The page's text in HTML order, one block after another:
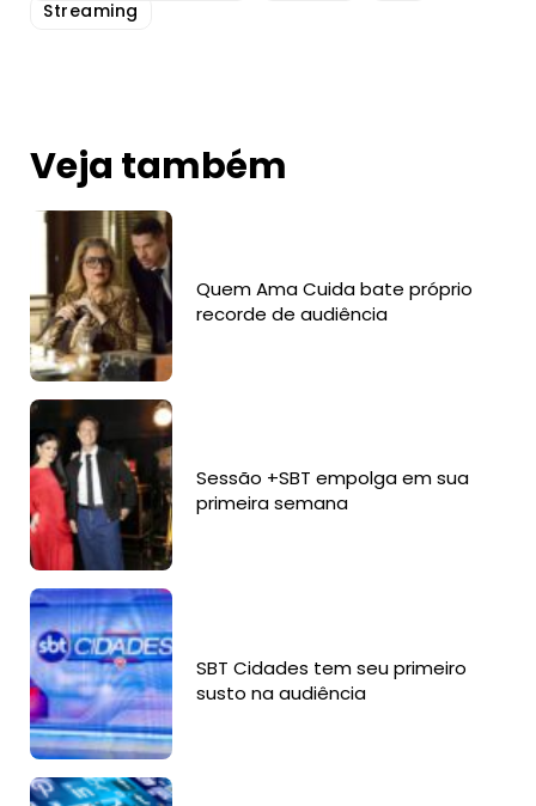
Streaming
Veja também
Quem Ama Cuida bate próprio
recorde de audiência
Sessão +SBT empolga em sua
primeira semana
SBT Cidades tem seu primeiro
susto na audiência